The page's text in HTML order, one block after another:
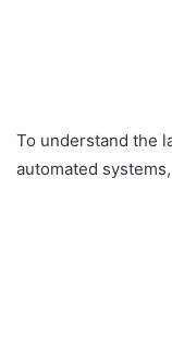
To understand the
automated